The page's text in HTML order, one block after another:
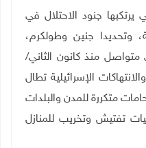
جنود الاحتلال في
وتحديدا جنين وطولكرم،
متواصل منذ كانون الثاني/
الإسرائيلية تطال
متكررة للمدن والبلدات
تفتيش وتخريب للمنازل